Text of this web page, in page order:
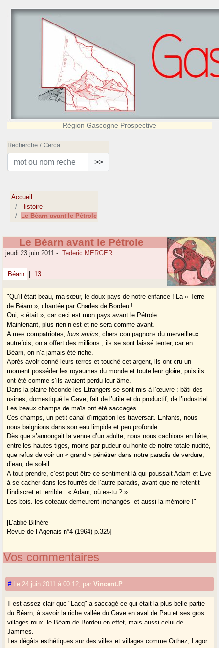
Région Gascogne Prospective
Recherche / Cerca :
>>
Accueil
Histoire
Le Béarn avant le Pétrole
Le Béarn avant le Pétrole
jeudi 23 juin 2011 - Tederic MERGER
Béarn 13
"Qu’il était beau, ma sœur, le doux pays de notre enfance ! La « Terre
de Béarn », chantée par Charles de Bordeu !
Oui, « était », car ceci est mon pays avant le Pétrole.
Maintenant, plus rien n’est et ne sera comme avant.
A mes compatriotes,lous amics, chers compagnons du merveilleux
autrefois, on a offert des millions ; ils se sont laissé tenter, car en
Béarn, on n’a jamais été riche.
Après avoir donné leurs terres et touché cet argent, ils ont cru un
moment posséder les royaumes du monde et toute leur gloire, puis ils
ont été comme s’ils avaient perdu leur âme.
Dans la plaine féconde les Etrangers se sont mis à l’œuvre : bâti des
usines, domestiqué le Gave, fait de l’utile et du productif, de l’industriel.
Les beaux champs de maïs ont été saccagés.
Ces champs, un petit canal d’irrigation les traversait. Enfants, nous
nous baignions dans son eau limpide et peu profonde.
Dès que s’annonçait la venue d’un adulte, nous nous cachions en hâte,
entre les hautes tiges, moins par pudeur ou honte de notre totale nudité,
que refus de voir un « grand » pénétrer dans notre paradis de verdure,
d’eau, de soleil.
A tout prendre, c’est peut-être ce sentiment-là qui poussait Adam et Eve
à se cacher dans les fourrés de l’autre paradis, avant que ne retentit
l’indiscret et terrible : « Adam, où es-tu ? ».
Les bois, les coteaux demeurent inchangés, et aussi la mémoire !"
[L’abbé Bilhère
Revue de l’Agenais n°4 (1964) p.325]
Vos commentaires
# Le 24 juin 2011 à 00:12 parVincent.P
Il est assez clair que "Lacq" a saccagé ce qui était la plus belle partie
du Béarn, à savoir la riche vallée du Gave en aval de Pau et ses gros
villages roux, le Béarn de Bordeu en effet, mais aussi celui de
Jammes.
Les dégâts esthétiques sur des villes et villages comme Orthez, Lagor